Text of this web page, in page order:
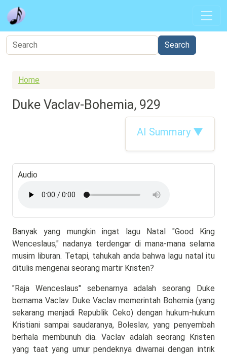
Skip to main content
Home
Duke Vaclav-Bohemia, 929
AI Summary ▼
Audio
Banyak yang mungkin ingat lagu Natal "Good King
Wenceslaus," nadanya terdengar di mana-mana selama
musim liburan. Tetapi, tahukah anda bahwa lagu natal itu
ditulis mengenai seorang martir Kristen?
"Raja Wenceslaus" sebenarnya adalah seorang Duke
bernama Vaclav. Duke Vaclav memerintah Bohemia (yang
sekarang menjadi Republik Ceko) dengan hukum-hukum
Kristiani sampai saudaranya, Boleslav, yang penyembah
berhala membunuh dia. Vaclav adalah seorang Kristen
yang taat yang umur pendeknya diwarnai dengan intrik